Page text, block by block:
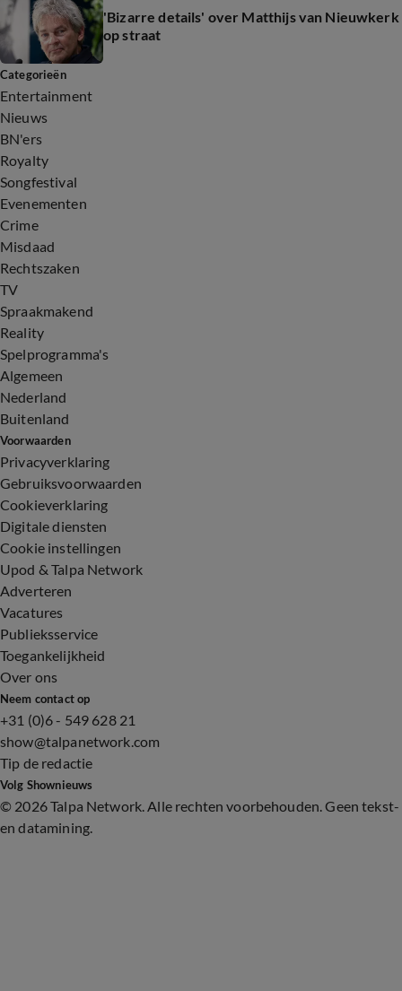
'Bizarre details' over Matthijs van Nieuwkerk
op straat
Categorieën
Entertainment
Nieuws
BN'ers
Royalty
Songfestival
Evenementen
Crime
Misdaad
Rechtszaken
TV
Spraakmakend
Reality
Spelprogramma's
Algemeen
Nederland
Buitenland
Voorwaarden
Privacyverklaring
Gebruiksvoorwaarden
Cookieverklaring
Digitale diensten
Cookie instellingen
Upod & Talpa Network
Adverteren
Vacatures
Publieksservice
Toegankelijkheid
Over ons
Neem contact op
+31 (0)6 - 549 628 21
show@talpanetwork.com
Tip de redactie
Volg Shownieuws
© 2026 Talpa Network. Alle rechten voorbehouden. Geen tekst-
en datamining.